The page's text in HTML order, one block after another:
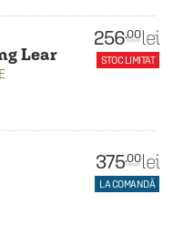
Lear
256.00 lei
STOC LIMITAT
375.00 lei
LA COMANDĂ